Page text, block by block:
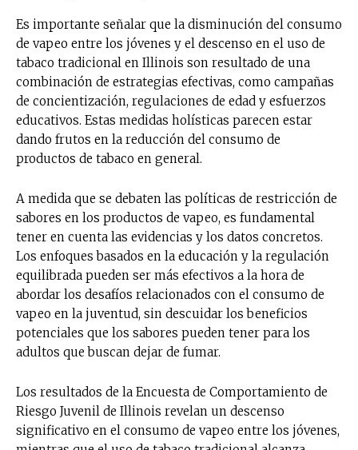
Es importante señalar que la disminución del consumo
de vapeo entre los jóvenes y el descenso en el uso de
tabaco tradicional en Illinois son resultado de una
combinación de estrategias efectivas, como campañas
de concientización, regulaciones de edad y esfuerzos
educativos. Estas medidas holísticas parecen estar
dando frutos en la reducción del consumo de
productos de tabaco en general.
A medida que se debaten las políticas de restricción de
sabores en los productos de vapeo, es fundamental
tener en cuenta las evidencias y los datos concretos.
Los enfoques basados en la educación y la regulación
equilibrada pueden ser más efectivos a la hora de
abordar los desafíos relacionados con el consumo de
vapeo en la juventud, sin descuidar los beneficios
potenciales que los sabores pueden tener para los
adultos que buscan dejar de fumar.
Los resultados de la Encuesta de Comportamiento de
Riesgo Juvenil de Illinois revelan un descenso
significativo en el consumo de vapeo entre los jóvenes,